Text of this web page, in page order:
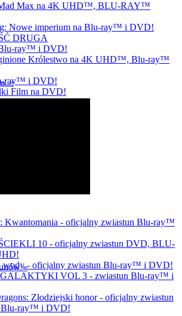
Mad Max na 4K UHD™, BLU-RAY™
Nowe imperium na Blu-ray™ i DVD!
DRUGA
ray™ i DVD!
Królestwo na 4K UHD™, Blu-ray™
ray™ i DVD!
Film na DVD!
»
Kwantomania - oficjalny zwiastun Blu-ray™
10 - oficjalny zwiastun DVD, BLU-
wody - oficjalny zwiastun Blu-ray™ i DVD!
VOL 3 - zwiastun Blu-ray™ i
Złodziejski honor - oficjalny zwiastun
ray™ i DVD!
»